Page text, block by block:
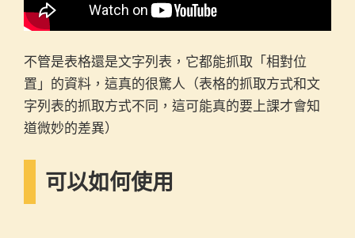
不管是表格還是文字列表，它都能抓取「相對位
置」的資料，這真的很驚人（表格的抓取方式和文
字列表的抓取方式不同，這可能真的要上課才會知
道微妙的差異）
可以如何使用